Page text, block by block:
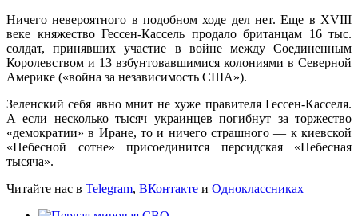
Ничего невероятного в подобном ходе дел нет. Еще в XVIII
веке княжество Гессен-Кассель продало британцам 16 тыс.
солдат, принявших участие в войне между Соединенным
Королевством и 13 взбунтовавшимися колониями в Северной
Америке («война за независимость США»).
Зеленский себя явно мнит не хуже правителя Гессен-Касселя.
А если несколько тысяч украинцев погибнут за торжество
«демократии» в Иране, то и ничего страшного — к киевской
«Небесной сотне» присоединится персидская «Небесная
тысяча».
Читайте нас в Telegram, ВКонтакте и Одноклассниках